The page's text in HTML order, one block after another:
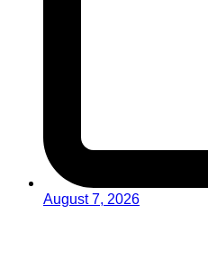
August 7, 2026